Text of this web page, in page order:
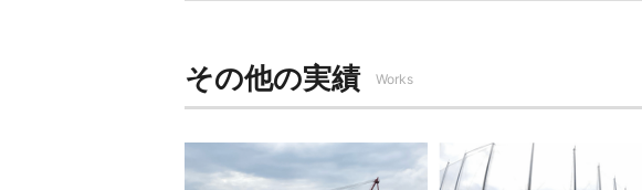
その他の実績 Works